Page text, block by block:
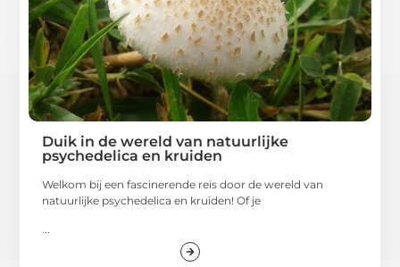
Duik in de wereld van natuurlijke
psychedelica en kruiden
Welkom bij een fascinerende reis door de wereld van
natuurlijke psychedelica en kruiden! Of je
...